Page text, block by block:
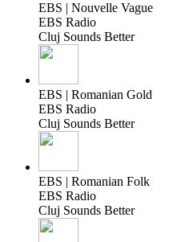
EBS | Nouvelle Vague
EBS Radio
Cluj Sounds Better
EBS | Romanian Gold
EBS Radio
Cluj Sounds Better
EBS | Romanian Folk
EBS Radio
Cluj Sounds Better